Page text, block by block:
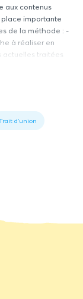
aux contenus
importante
de la méthode : -
à réaliser en
actuelles traitées
à
: un
d'union